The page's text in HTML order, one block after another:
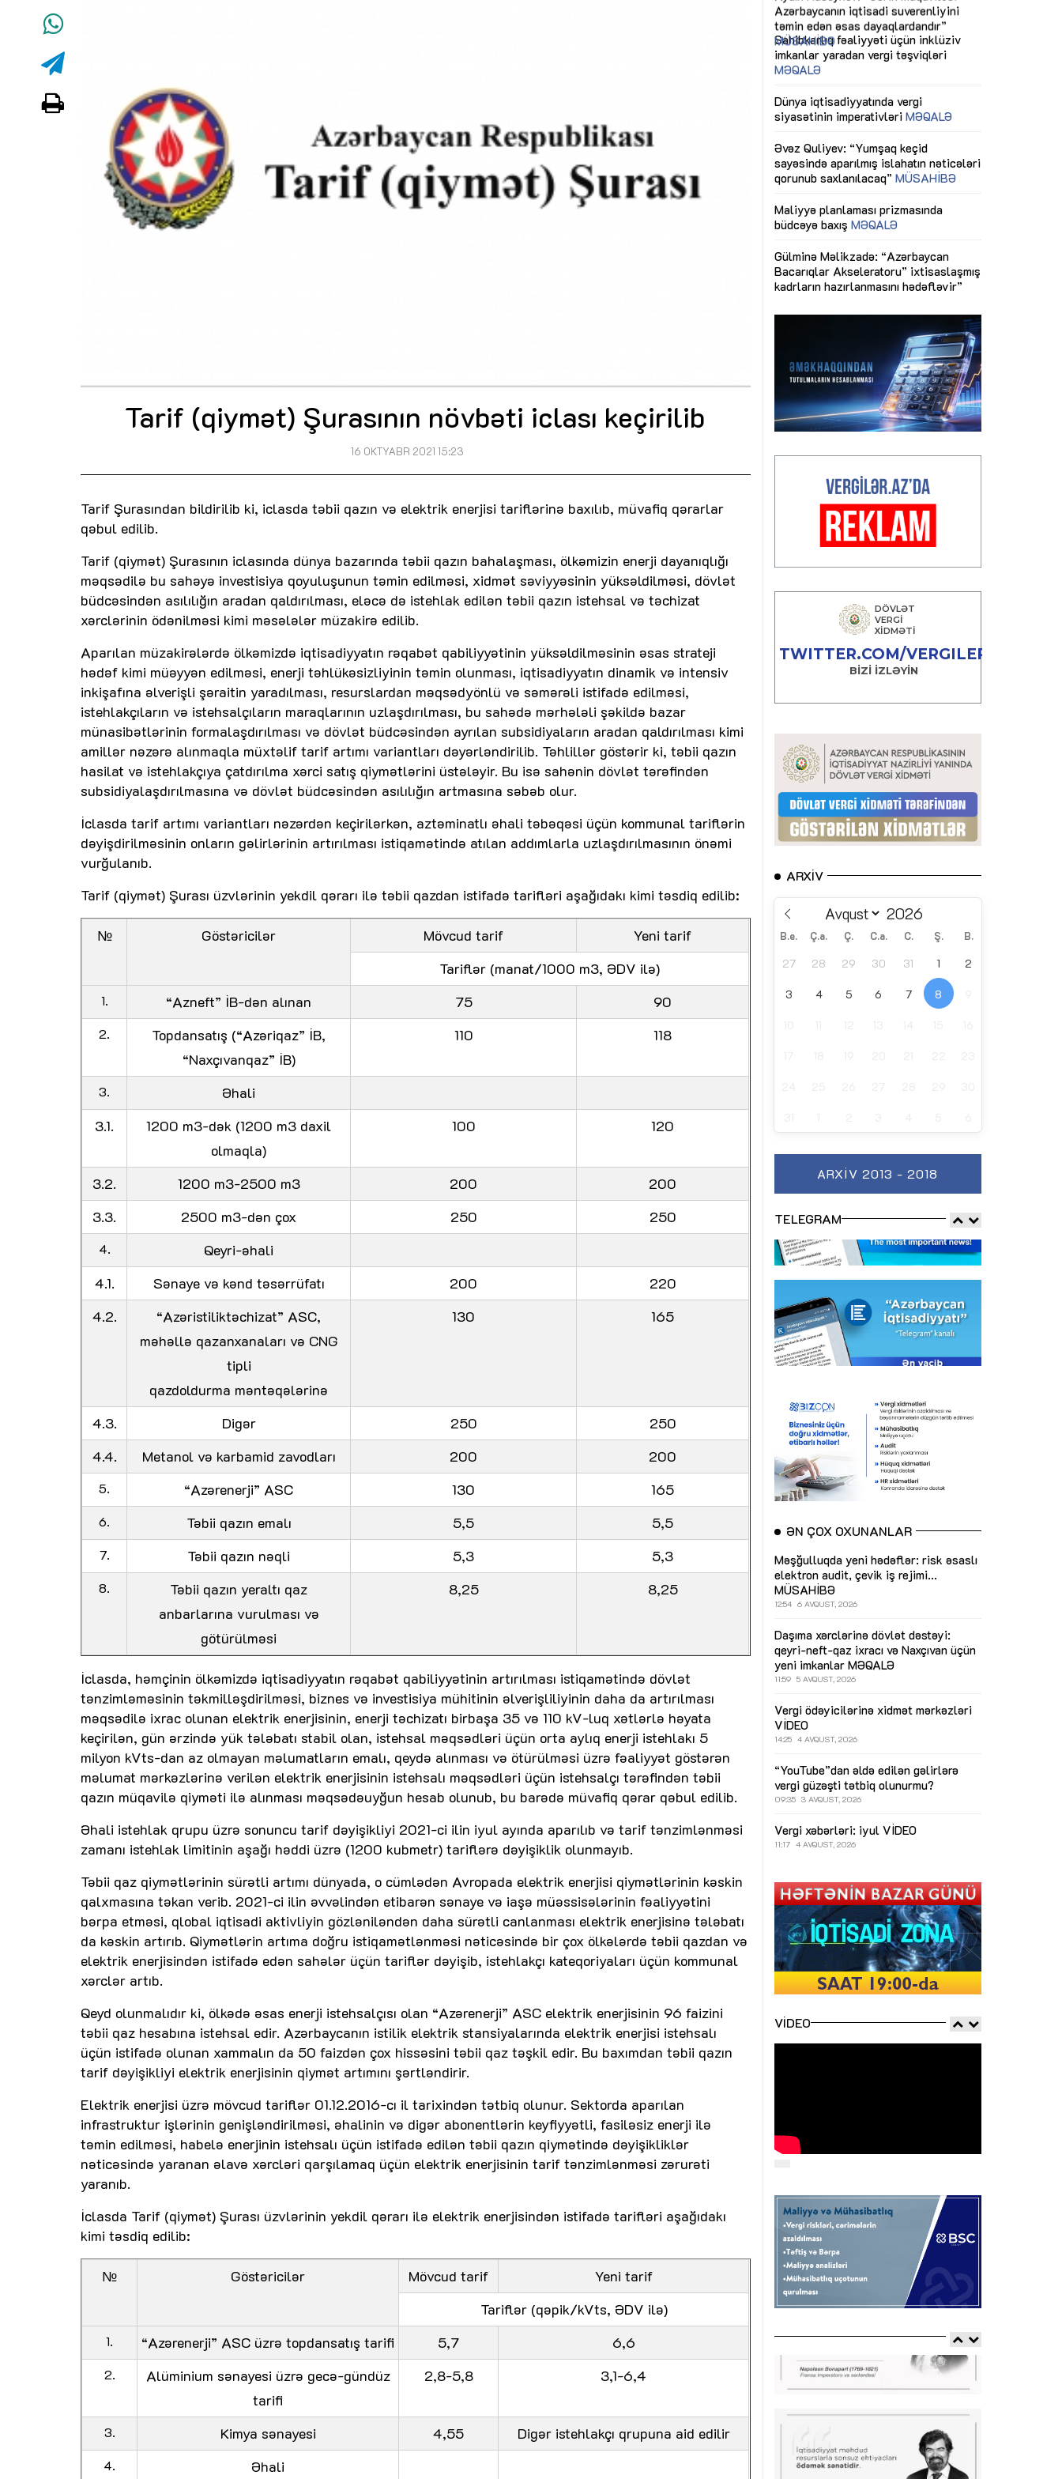
Tarif (qiymət) Şurasının növbəti iclası keçirilib
16 OKTYABR 2021 15:23
Tarif Şurasından bildirilib ki, iclasda təbii qazın və elektrik enerjisi tariflərinə baxılıb, müvafiq qərarlar
qəbul edilib.
Tarif (qiymət) Şurasının iclasında dünya bazarında təbii qazın bahalaşması, ölkəmizin enerji dayanıqlığı
məqsədilə bu sahəyə investisiya qoyuluşunun təmin edilməsi, xidmət səviyyəsinin yüksəldilməsi, dövlət
büdcəsindən asılılığın aradan qaldırılması, eləcə də istehlak edilən təbii qazın istehsal və təchizat
xərclərinin ödənilməsi kimi məsələlər müzakirə edilib.
Aparılan müzakirələrdə ölkəmizdə iqtisadiyyatın rəqabət qabiliyyətinin yüksəldilməsinin əsas strateji
hədəf kimi müəyyən edilməsi, enerji təhlükəsizliyinin təmin olunması, iqtisadiyyatın dinamik və intensiv
inkişafına əlverişli şəraitin yaradılması, resurslardan məqsədyönlü və səmərəli istifadə edilməsi,
istehlakçıların və istehsalçıların maraqlarının uzlaşdırılması, bu sahədə mərhələli şəkildə bazar
münasibətlərinin formalaşdırılması və dövlət büdcəsindən ayrılan subsidiyaların aradan qaldırılması kimi
amillər nəzərə alınmaqla müxtəlif tarif artımı variantları dəyərləndirilib. Təhlillər göstərir ki, təbii qazın
hasilat və istehlakçıya çatdırılma xərci satış qiymətlərini üstələyir. Bu isə sahənin dövlət tərəfindən
subsidiyalaşdırılmasına və dövlət büdcəsindən asılılığın artmasına səbəb olur.
İclasda tarif artımı variantları nəzərdən keçirilərkən, aztəminatlı əhali təbəqəsi üçün kommunal tariflərin
dəyişdirilməsinin onların gəlirlərinin artırılması istiqamətində atılan addımlarla uzlaşdırılmasının önəmi
vurğulanıb.
Tarif (qiymət) Şurası üzvlərinin yekdil qərarı ilə təbii qazdan istifadə tarifləri aşağıdakı kimi təsdiq edilib:
№ Göstəricilər Mövcud tarif
Yeni tarif
Tariflər (manat/1000 m3, ƏDV ilə)
1. “Azneft” İB-dən alınan 75 90
2.
Topdansatış (“Azəriqaz” İB,
“Naxçıvanqaz” İB)
110 118
3.
Əhali
3.1.
1200 m3-dək (1200 m3 daxil
olmaqla)
100 120
3.2. 1200 m3-2500 m3 200
200
3.3.
2500 m3-dən çox 250 250
4.
Qeyri-əhali
4.1.
Sənaye və kənd təsərrüfatı 200
220
4.2.
“Azəristiliktəchizat” ASC,
məhəllə qazanxanaları və CNG
tipli
qazdoldurma məntəqələrinə
130 165
4.3. Digər 250
250
4.4.
Metanol və karbamid zavodları 200 200
5. “Azərenerji” ASC 130 165
6. Təbii qazın emalı 5,5 5,5
7. Təbii qazın nəqli 5,3 5,3
8.
Təbii qazın yeraltı qaz
anbarlarına vurulması və
götürülməsi
8,25 8,25
İclasda, həmçinin ölkəmizdə iqtisadiyyatın rəqabət qabiliyyətinin artırılması istiqamətində dövlət
tənzimləməsinin təkmilləşdirilməsi, biznes və investisiya mühitinin əlverişliliyinin daha da artırılması
məqsədilə ixrac olunan elektrik enerjisinin, enerji təchizatı birbaşa 35 və 110 kV-luq xətlərlə həyata
keçirilən, gün ərzində yük tələbatı stabil olan, istehsal məqsədləri üçün orta aylıq enerji istehlakı 5
milyon kVts-dan az olmayan məlumatların emalı, qeydə alınması və ötürülməsi üzrə fəaliyyət göstərən
məlumat mərkəzlərinə verilən elektrik enerjisinin istehsalı məqsədləri üçün istehsalçı tərəfindən təbii
qazın müqavilə qiyməti ilə alınması məqsədəuyğun hesab olunub, bu barədə müvafiq qərar qəbul edilib.
Əhali istehlak qrupu üzrə sonuncu tarif dəyişikliyi 2021-ci ilin iyul ayında aparılıb və tarif tənzimlənməsi
zamanı istehlak limitinin aşağı həddi üzrə (1200 kubmetr) tariflərə dəyişiklik olunmayıb.
Təbii qaz qiymətlərinin sürətli artımı dünyada, o cümlədən Avropada elektrik enerjisi qiymətlərinin kəskin
qalxmasına təkan verib. 2021-ci ilin əvvəlindən etibarən sənaye və iaşə müəssisələrinin fəaliyyətini
bərpa etməsi, qlobal iqtisadi aktivliyin gözləniləndən daha sürətli canlanması elektrik enerjisinə tələbatı
da kəskin artırıb. Qiymətlərin artıma doğru istiqamətlənməsi nəticəsində bir çox ölkələrdə təbii qazdan və
elektrik enerjisindən istifadə edən sahələr üçün tariflər dəyişib, istehlakçı kateqoriyaları üçün kommunal
xərclər artıb.
Qeyd olunmalıdır ki, ölkədə əsas enerji istehsalçısı olan “Azərenerji” ASC elektrik enerjisinin 96 faizini
təbii qaz hesabına istehsal edir. Azərbaycanın istilik elektrik stansiyalarında elektrik enerjisi istehsalı
üçün istifadə olunan xammalın da 50 faizdən çox hissəsini təbii qaz təşkil edir. Bu baxımdan təbii qazın
tarif dəyişikliyi elektrik enerjisinin qiymət artımını şərtləndirir.
Elektrik enerjisi üzrə mövcud tariflər 01.12.2016-cı il tarixindən tətbiq olunur. Sektorda aparılan
infrastruktur işlərinin genişləndirilməsi, əhalinin və digər abonentlərin keyfiyyətli, fasiləsiz enerji ilə
təmin edilməsi, habelə enerjinin istehsalı üçün istifadə edilən təbii qazın qiymətində dəyişikliklər
nəticəsində yaranan əlavə xərcləri qarşılamaq üçün elektrik enerjisinin tarif tənzimlənməsi zərurəti
yaranıb.
İclasda Tarif (qiymət) Şurası üzvlərinin yekdil qərarı ilə elektrik enerjisindən istifadə tarifləri aşağıdakı
kimi təsdiq edilib:
№ Göstəricilər Mövcud tarif
Yeni tarif
Tariflər (qəpik/kVts, ƏDV ilə)
1. “Azərenerji” ASC üzrə topdansatış tarifi 5,7 6,6
2.
Alüminium sənayesi üzrə gecə-gündüz
tarifi
2,8-5,8 3,1-6,4
3. Kimya sənayesi 4,55 Digər istehlakçı qrupuna aid edilir
4. Əhali
Maliyyə planlaması prizmasında
büdcəyə baxışMƏQALƏ
Gülminə Məlikzadə: “Azərbaycan
Bacarıqlar Akseleratoru” ixtisaslaşmış
kadrların hazırlanmasını hədəfləyir”
öyrənən komanda formalaşdırmaqdır”
MÜSAHİBƏ
Azərbaycanda dövlət-özəl tərəfdaşlığı
çərçivəsində həyata keçirilən ilk pilot
layihəVİDEO
Dünya iqtisadiyyatında vergi
siyasətinin imperativləriMƏQALƏ
Əvəz Quliyev: “Yumşaq keçid
sayəsində aparılmış islahatın nəticələri
Maliyyə planlaması prizmasında
Gülminə Məlikzadə: “Azərbaycan
Bacarıqlar Akseleratoru” ixtisaslaşmış
ARXIV
B.e. Ç.a. Ç. C.a. C. Ş. B.
27 28 29 30 31 1 2
3 4 5 6 7 8
ARXIV 2013 - 2018
TELEGRAM
ƏN ÇOX OXUNANLAR
Məşğulluqda yeni hədəflər: risk əsaslı
elektron audit, çevik iş rejimi...
MÜSAHİBƏ
12:54 6 AVQUST, 2026
Daşıma xərclərinə dövlət dəstəyi:
qeyri-neft-qaz ixracı və Naxçıvan üçün
yeni imkanlar MƏQALƏ
11:59 5 AVQUST, 2026
Vergi ödəyicilərinə xidmət mərkəzləri
VİDEO
14:25 4 AVQUST, 2026
“YouTube”dan əldə edilən gəlirlərə
vergi güzəşti tətbiq olunurmu?
09:35 3 AVQUST, 2026
Vergi xəbərləri: iyul VİDEO
11:17 4 AVQUST, 2026
VIDEO